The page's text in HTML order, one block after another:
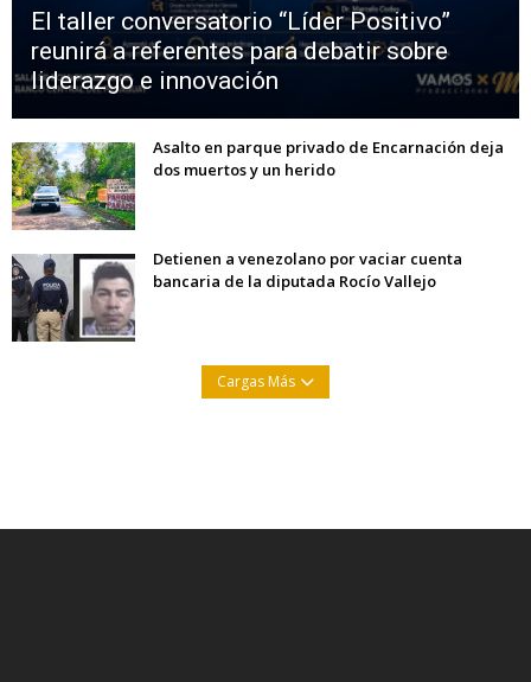
El taller conversatorio “Líder Positivo”
reunirá a referentes para debatir sobre
liderazgo e innovación
Asalto en parque privado de Encarnación deja
dos muertos y un herido
Detienen a venezolano por vaciar cuenta
bancaria de la diputada Rocío Vallejo
Cargas Más